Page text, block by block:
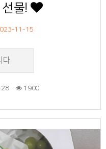
물!
11-15
다
1900